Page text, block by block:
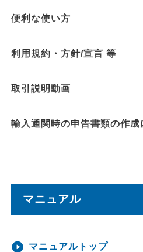
便利な使い方
利用規約・方針/宣言 等
取引説明動画
輸入通関時の申告書類の作成
マニュアル
マニュアルトップ